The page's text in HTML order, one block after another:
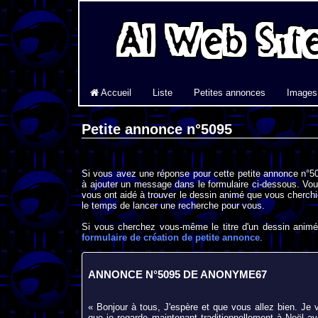
Accueil Liste Petites annonces Images
Petite annonce n°5095
Si vous avez une réponse pour cette petite annonce
à ajouter un message dans le formulaire ci-dessous.
vous ont aidé à trouver le dessin animé que vous
le temps de lancer une recherche pour vous.
Si vous cherchez vous-même le titre d'un dessin
formulaire de création de petite annonce.
ANNONCE N°5095 DE ANONYME67
« Bonjour à tous, J'espère et que vous allez bien. Je